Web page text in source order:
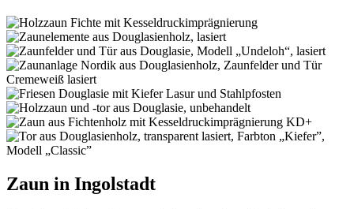
Zaun in Ingolstadt